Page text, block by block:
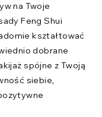
na Twoje
Feng Shui
kształtować
dobrane
spójne z Twoją
siebie,